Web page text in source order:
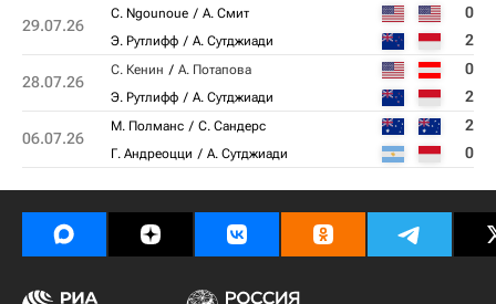
29.07.26
C. Ngounoue А. Смит 0
Э. Рутлифф А. Сутджиади 2
28.07.26
С. Кенин А. Потапова 0
Э. Рутлифф А. Сутджиади 2
06.07.26
М. Полманс С. Сандерс 2
Г. Андреоцци А. Сутджиади 0